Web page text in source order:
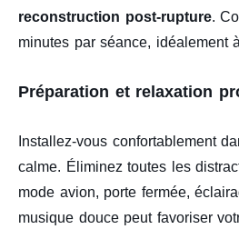
reconstruction post-rupture.
minutes par séance, idéalement
Préparation et relaxation
Installez-vous confortablement
calme. Éliminez toutes les
mode avion, porte fermée,
musique douce peut favoriser